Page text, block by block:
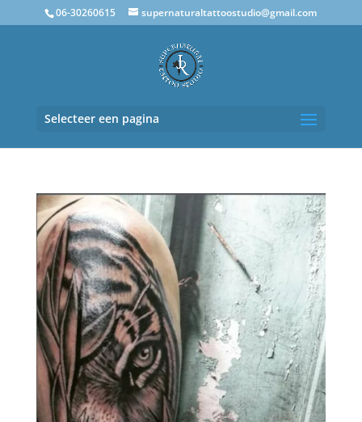
06-30260615 supernaturaltattoostudio@gmail.com
Selecteer een pagina